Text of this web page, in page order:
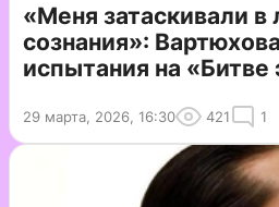
«Меня затаскивали в
сознания»:
испытания на «Битве
29 марта, 2026, 16:30 421 1